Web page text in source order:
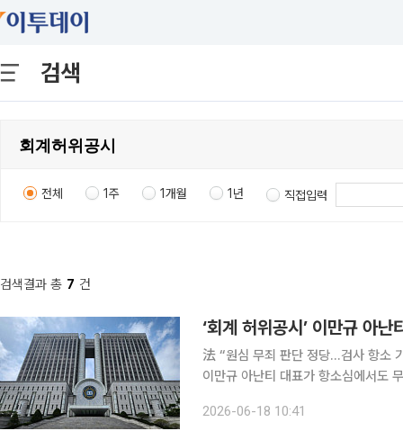
검색
전체 1주 1개월 1년 직접입력
검색결과 총 7 건
‘회계 허위공시’ 이만규 아
法 “원심 무죄 판단 정당…검사 항소 기각” 회사 회계장부를 허위로 공시한 혐의로
이만규 아난티 대표가 항소심에서도 무죄를 선고받았다. 서울중
티 최고재무책임자(CFO), 주식회사
2026-06-18 10:41